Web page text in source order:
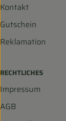
Kontakt
Gutschein
Reklamation
RECHTLICHES
Impressum
AGB